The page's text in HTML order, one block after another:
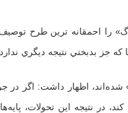
را احمقانه ترين طرح
كه جز بدبختي نتيجه ديگري
اظهار داشت: اگر در
در نتيجه اين تحولات،